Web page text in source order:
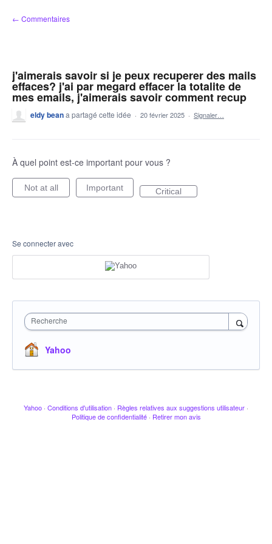
Aller
au
← Commentaires
j'aimerais savoir si je peux recuperer des mails
effaces? j'ai par megard effacer la totalite de
mes emails, j'aimerais savoir comment recup
eldy beana partagé cette idée · 20 février 2025 · Signaler…
À quel point est-ce important pour vous ?
Not at all Important Critical
Se connecter avec
Recherche
Yahoo
Yahoo · Conditions d'utilisation · Règles relatives aux suggestions utilisateur ·
Politique de confidentialité · Retirer mon avis